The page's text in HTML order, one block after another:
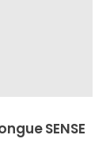
SENSE